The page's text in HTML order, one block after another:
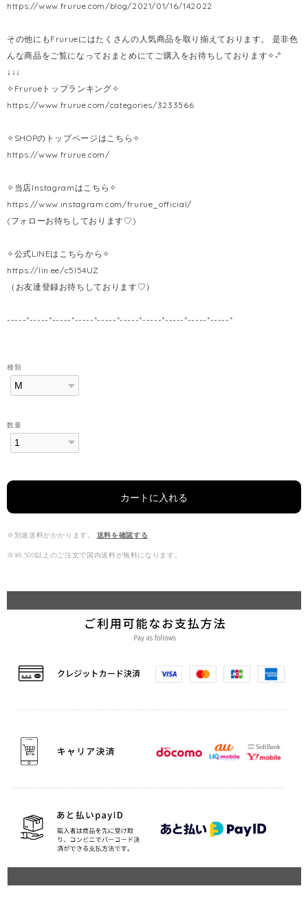
https://www.frurue.com/blog/2021/01/16/142022
その他にもFrurueにはたくさんの人気商品を取り揃えております。 是非色
んな商品をご覧になっておまとめにてご購入をお待ちしております✧˖°
↓↓↓
✧Frurueトップランキング✧
https://www.frurue.com/categories/3233566
✧SHOPのトップページはこちら✧
https://www.frurue.com/
✧当店Instagramはこちら✧
https://www.instagram.com/frurue_official/
(フォローお待ちしております♡)
✧公式LINEはこちらから✧
https://lin.ee/c5l54UZ
（お友達登録お待ちしております♡）
-----*-----*-----*-----*-----*-----*-----*-----*-----*-----*
種類
数量
カートに入れる
※別途送料がかかります。 送料を確認する
※¥8,500以上のご注文で国内送料が無料になります。